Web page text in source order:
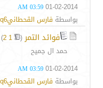
01-02-2014
03:59 AM
بواسطة فارس القحطانيq6
فوائد التمر‏
(
1
2
)
حمد ال جميح
01-02-2014
03:59 AM
بواسطة فارس القحطانيq6